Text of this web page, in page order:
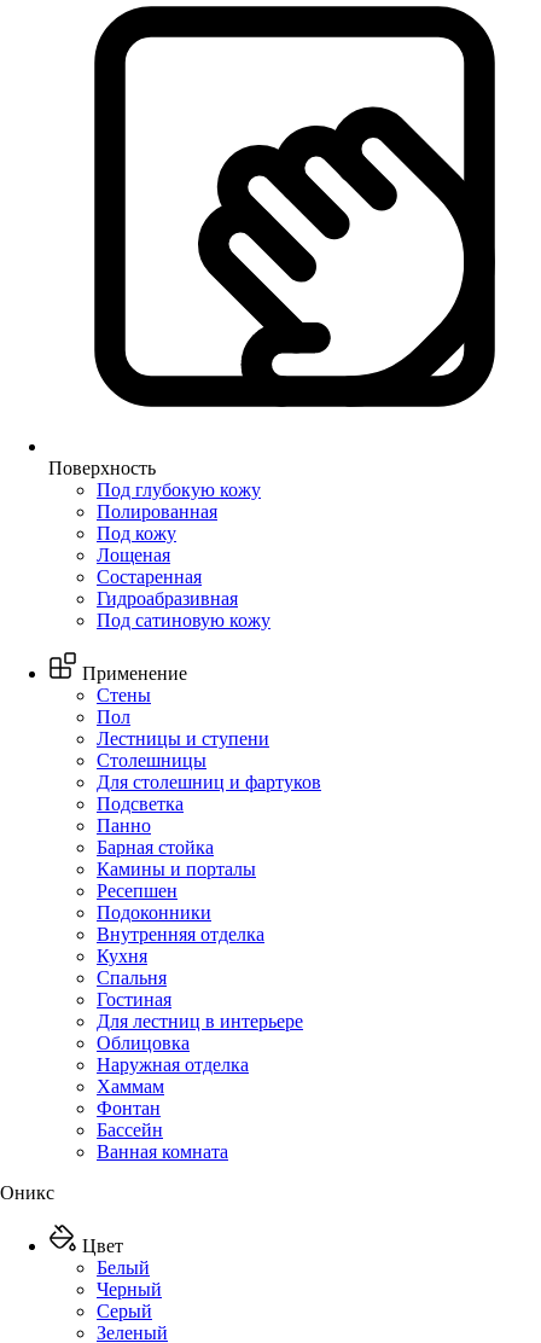
Поверхность
Под глубокую кожу
Полированная
Под кожу
Лощеная
Состаренная
Гидроабразивная
Под сатиновую кожу
Применение
Стены
Пол
Лестницы и ступени
Столешницы
Для столешниц и фартуков
Подсветка
Панно
Барная стойка
Камины и порталы
Ресепшен
Подоконники
Внутренняя отделка
Кухня
Спальня
Гостиная
Для лестниц в интерьере
Облицовка
Наружная отделка
Хаммам
Фонтан
Бассейн
Ванная комната
Оникс
Цвет
Белый
Черный
Серый
Зеленый